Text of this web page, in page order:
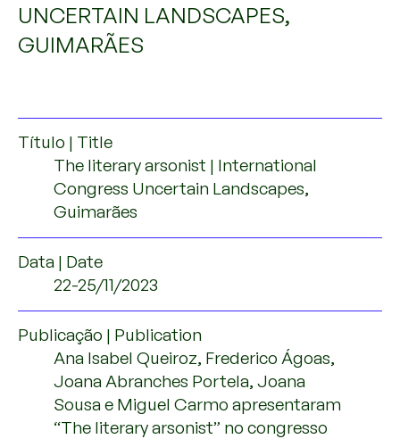
UNCERTAIN LANDSCAPES,
GUIMARÃES
Título | Title
The literary arsonist | International
Congress Uncertain Landscapes,
Guimarães
Data | Date
22-25/11/2023
Publicação | Publication
Ana Isabel Queiroz, Frederico Ágoas,
Joana Abranches Portela, Joana
Sousa e Miguel Carmo apresentaram
“The literary arsonist” no congresso